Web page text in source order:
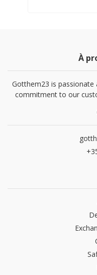
À
Gotthem23 is passionate
commitment to our